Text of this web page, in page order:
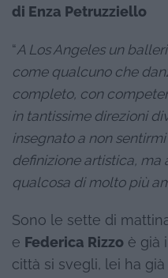
di Enza Petruzziello
“A Los Angeles un
come qualcuno che
completo, con
in tantissime direzioni
insegnato a non
definizione artistica,
qualcosa di molto più
Sono le sette di
e Federica Rizzo è già
città si svegli, lei ha